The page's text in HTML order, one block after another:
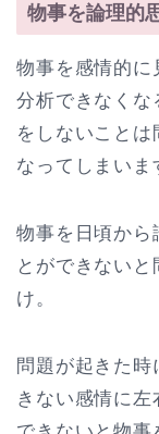
物事を論理的
物事を感情的に
分析できなくな
をしないことは
なってしまいま
物事を日頃から
とができない
け。
問題が起きた
きない感情に